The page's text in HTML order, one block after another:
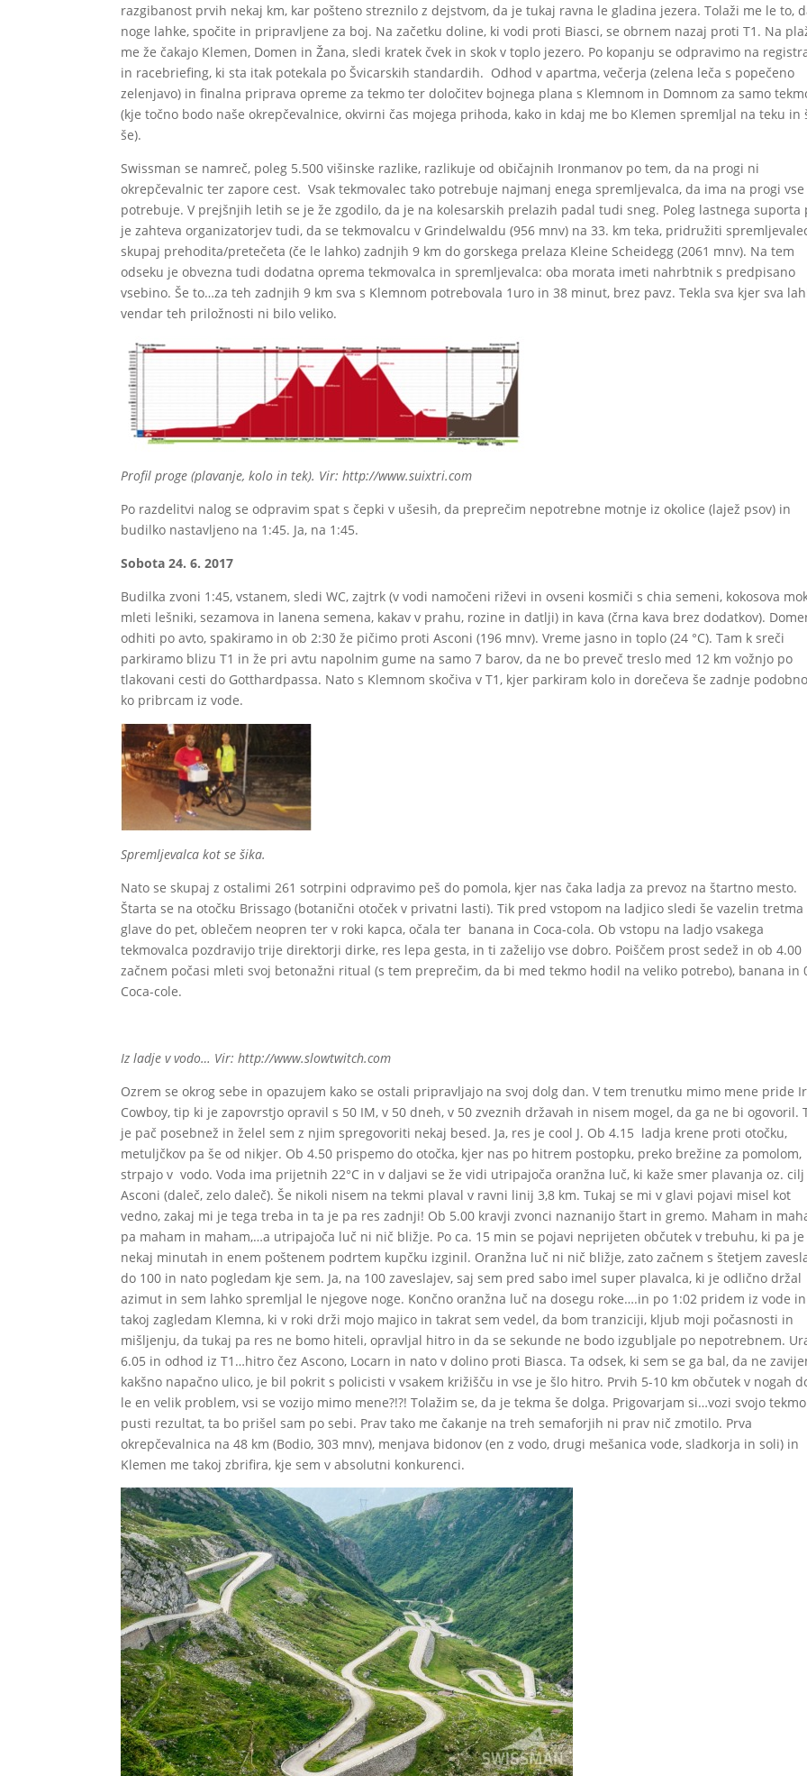
razgibanost prvih nekaj km, kar pošteno streznilo z dejstvom, da je tukaj ravna le gladina jezera. Tolaži me le to,
noge lahke, spočite in pripravljene za boj. Na začetku doline, ki vodi proti Biasci, se obrnem nazaj proti T1. Na
me že čakajo Klemen, Domen in Žana, sledi kratek čvek in skok v toplo jezero. Po kopanju se odpravimo na
in racebriefing, ki sta itak potekala po Švicarskih standardih. Odhod v apartma, večerja (zelena leča s popečeno
zelenjavo) in finalna priprava opreme za tekmo ter določitev bojnega plana s Klemnom in Domnom za samo
(kje točno bodo naše okrepčevalnice, okvirni čas mojega prihoda, kako in kdaj me bo Klemen spremljal na teku in
še).
Swissman se namreč, poleg 5.500 višinske razlike, razlikuje od običajnih Ironmanov po tem, da na progi ni
okrepčevalnic ter zapore cest. Vsak tekmovalec tako potrebuje najmanj enega spremljevalca, da ima na progi
potrebuje. V prejšnjih letih se je že zgodilo, da je na kolesarskih prelazih padal tudi sneg. Poleg lastnega suporta
je zahteva organizatorjev tudi, da se tekmovalcu v Grindelwaldu (956 mnv) na 33. km teka, pridružiti
skupaj prehodita/pretečeta (če le lahko) zadnjih 9 km do gorskega prelaza Kleine Scheidegg (2061 mnv). Na tem
odseku je obvezna tudi dodatna oprema tekmovalca in spremljevalca: oba morata imeti nahrbtnik s predpisano
vsebino. Še to…za teh zadnjih 9 km sva s Klemnom potrebovala 1uro in 38 minut, brez pavz. Tekla sva kjer sva
vendar teh priložnosti ni bilo veliko.
Profil proge (plavanje, kolo in tek). Vir: http://www.suixtri.com
Po razdelitvi nalog se odpravim spat s čepki v ušesih, da preprečim nepotrebne motnje iz okolice (lajež psov) in
budilko nastavljeno na 1:45. Ja, na 1:45.
Sobota 24. 6. 2017
Budilka zvoni 1:45, vstanem, sledi WC, zajtrk (v vodi namočeni riževi in ovseni kosmiči s chia semeni, kokosova
mleti lešniki, sezamova in lanena semena, kakav v prahu, rozine in datlji) in kava (črna kava brez dodatkov).
odhiti po avto, spakiramo in ob 2:30 že pičimo proti Asconi (196 mnv). Vreme jasno in toplo (24 °C). Tam k sreči
parkiramo blizu T1 in že pri avtu napolnim gume na samo 7 barov, da ne bo preveč treslo med 12 km vožnjo po
tlakovani cesti do Gotthardpassa. Nato s Klemnom skočiva v T1, kjer parkiram kolo in dorečeva še zadnje
ko pribrcam iz vode.
Spremljevalca kot se šika.
Nato se skupaj z ostalimi 261 sotrpini odpravimo peš do pomola, kjer nas čaka ladja za prevoz na štartno mesto.
Štarta se na otočku Brissago (botanični otoček v privatni lasti). Tik pred vstopom na ladjico sledi še vazelin tretma
glave do pet, oblečem neopren ter v roki kapca, očala ter banana in Coca-cola. Ob vstopu na ladjo vsakega
tekmovalca pozdravijo trije direktorji dirke, res lepa gesta, in ti zaželijo vse dobro. Poiščem prost sedež in ob 4.00
začnem počasi mleti svoj betonažni ritual (s tem preprečim, da bi med tekmo hodil na veliko potrebo), banana in
Coca-cole.
Iz ladje v vodo… Vir: http://www.slowtwitch.com
Ozrem se okrog sebe in opazujem kako se ostali pripravljajo na svoj dolg dan. V tem trenutku mimo mene pride
Cowboy, tip ki je zapovrstjo opravil s 50 IM, v 50 dneh, v 50 zveznih državah in nisem mogel, da ga ne bi ogovoril.
je pač posebnež in želel sem z njim spregovoriti nekaj besed. Ja, res je cool J. Ob 4.15 ladja krene proti otočku,
metuljčkov pa še od nikjer. Ob 4.50 prispemo do otočka, kjer nas po hitrem postopku, preko brežine za pomolom,
strpajo v vodo. Voda ima prijetnih 22°C in v daljavi se že vidi utripajoča oranžna luč, ki kaže smer plavanja oz. cilj
Asconi (daleč, zelo daleč). Še nikoli nisem na tekmi plaval v ravni linij 3,8 km. Tukaj se mi v glavi pojavi misel kot
vedno, zakaj mi je tega treba in ta je pa res zadnji! Ob 5.00 kravji zvonci naznanijo štart in gremo. Maham in
pa maham in maham,…a utripajoča luč ni nič bližje. Po ca. 15 min se pojavi neprijeten občutek v trebuhu, ki pa
nekaj minutah in enem poštenem podrtem kupčku izginil. Oranžna luč ni nič bližje, zato začnem s štetjem
do 100 in nato pogledam kje sem. Ja, na 100 zaveslajev, saj sem pred sabo imel super plavalca, ki je odlično držal
azimut in sem lahko spremljal le njegove noge. Končno oranžna luč na dosegu roke….in po 1:02 pridem iz vode in
takoj zagledam Klemna, ki v roki drži mojo majico in takrat sem vedel, da bom tranziciji, kljub moji počasnosti in
mišljenju, da tukaj pa res ne bomo hiteli, opravljal hitro in da se sekunde ne bodo izgubljale po nepotrebnem.
6.05 in odhod iz T1…hitro čez Ascono, Locarn in nato v dolino proti Biasca. Ta odsek, ki sem se ga bal, da ne
kakšno napačno ulico, je bil pokrit s policisti v vsakem križišču in vse je šlo hitro. Prvih 5-10 km občutek v nogah
le en velik problem, vsi se vozijo mimo mene?!?! Tolažim se, da je tekma še dolga. Prigovarjam si…vozi svojo
pusti rezultat, ta bo prišel sam po sebi. Prav tako me čakanje na treh semaforjih ni prav nič zmotilo. Prva
okrepčevalnica na 48 km (Bodio, 303 mnv), menjava bidonov (en z vodo, drugi mešanica vode, sladkorja in soli) in
Klemen me takoj zbrifira, kje sem v absolutni konkurenci.